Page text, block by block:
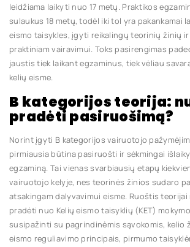
leidžiama laikyti nuo 17 metų. Praktikos
sulaukus 18 metų, todėl iki tol yra pakankamai
eismo taisykles, įgyti reikalingų teorinių žinių
praktiniam vairavimui. Toks pasirengimas
jaustis tiek laikant egzaminus, tiek vėliau
kelių eisme.
B kategorijos teorija:
pradėti pasiruošimą?
Norint įgyti B kategorijos vairuotojo
pirmiausia būtina pasiruošti ir sėkmingai
egzaminą. Tai vienas svarbiausių etapų
vairuotojo kelyje, nes teorinės žinios sudaro
atsakingam dalyvavimui eisme. Ruoštis
pradėti nuo Kelių eismo taisyklių (KET)
susipažinti su pagrindinėmis sąvokomis, kelio
eismo reguliavimo principais, pirmumo